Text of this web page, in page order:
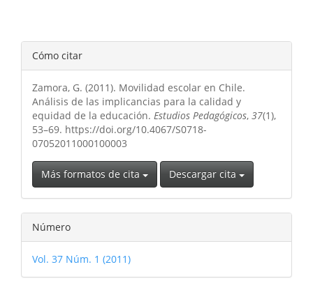
Detalles
del
artículo
Cómo citar
Zamora, G. (2011). Movilidad escolar en Chile.
Análisis de las implicancias para la calidad y
equidad de la educación. Estudios Pedagógicos, 37(1),
53–69. https://doi.org/10.4067/S0718-
07052011000100003
Más formatos de cita Descargar cita
Número
Vol. 37 Núm. 1 (2011)